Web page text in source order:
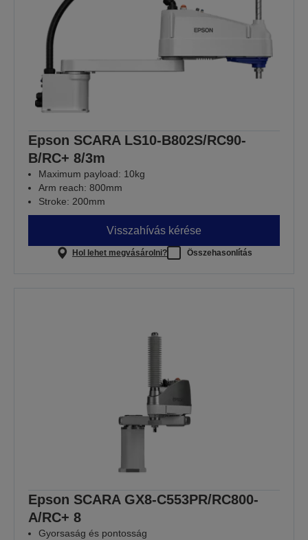
Epson SCARA LS10-B802S/RC90-
B/RC+ 8/3m
Maximum payload: 10kg
Arm reach: 800mm
Stroke: 200mm
Visszahívás kérése
Hol lehet megvásárolni? Összehasonlítás
Epson SCARA GX8-C553PR/RC800-
A/RC+ 8
Gyorsaság és pontosság